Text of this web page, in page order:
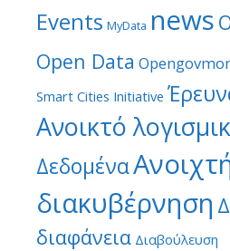
Events MyData news
Open Data
Smart Cities Initiative
Ανοικτό
Δεδομένα
διακυβέρνηση
διαφάνεια Διαβούλευση